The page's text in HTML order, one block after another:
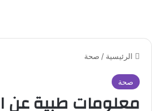
الرئيسية / صحة
صحة
معلومات طبية عن